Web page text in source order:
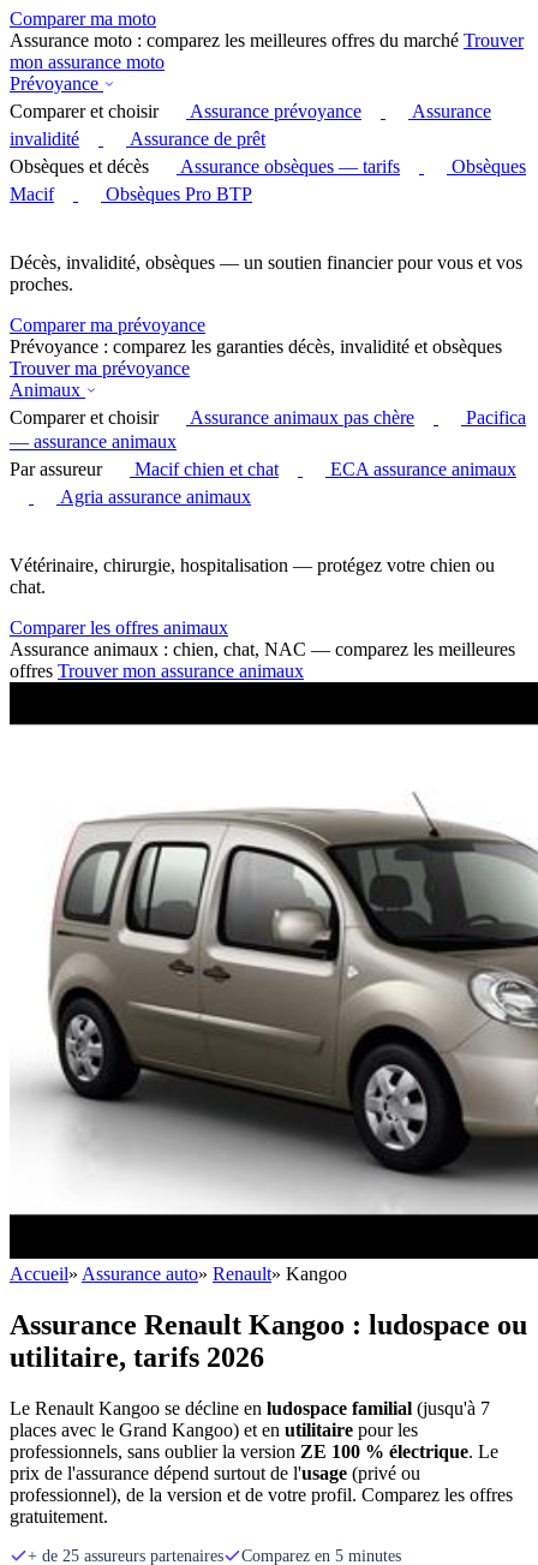
Comparer ma moto
Assurance moto : comparez les meilleures offres du marché Trouver
mon assurance moto
Prévoyance
Comparer et choisir
Assurance prévoyance
Assurance
invalidité
Assurance de prêt
Obsèques et décès
Assurance obsèques — tarifs
Obsèques
Macif
Obsèques Pro BTP
Décès, invalidité, obsèques — un soutien financier pour vous et vos
proches.
Comparer ma prévoyance
Prévoyance : comparez les garanties décès, invalidité et obsèques
Trouver ma prévoyance
Animaux
Comparer et choisir
Assurance animaux pas chère
Pacifica
— assurance animaux
Par assureur
Macif chien et chat
ECA assurance animaux
Agria assurance animaux
Vétérinaire, chirurgie, hospitalisation — protégez votre chien ou
chat.
Comparer les offres animaux
Assurance animaux : chien, chat, NAC — comparez les meilleures
offres Trouver mon assurance animaux
Accueil» Assurance auto» Renault» Kangoo
Assurance Renault Kangoo : ludospace ou
utilitaire, tarifs 2026
Le Renault Kangoo se décline en ludospace familial (jusqu'à 7
places avec le Grand Kangoo) et en utilitaire pour les
professionnels, sans oublier la version ZE 100 % électrique. Le
prix de l'assurance dépend surtout de l'usage (privé ou
professionnel), de la version et de votre profil. Comparez les offres
gratuitement.
+ de 25 assureurs partenaires Comparez en 5 minutes